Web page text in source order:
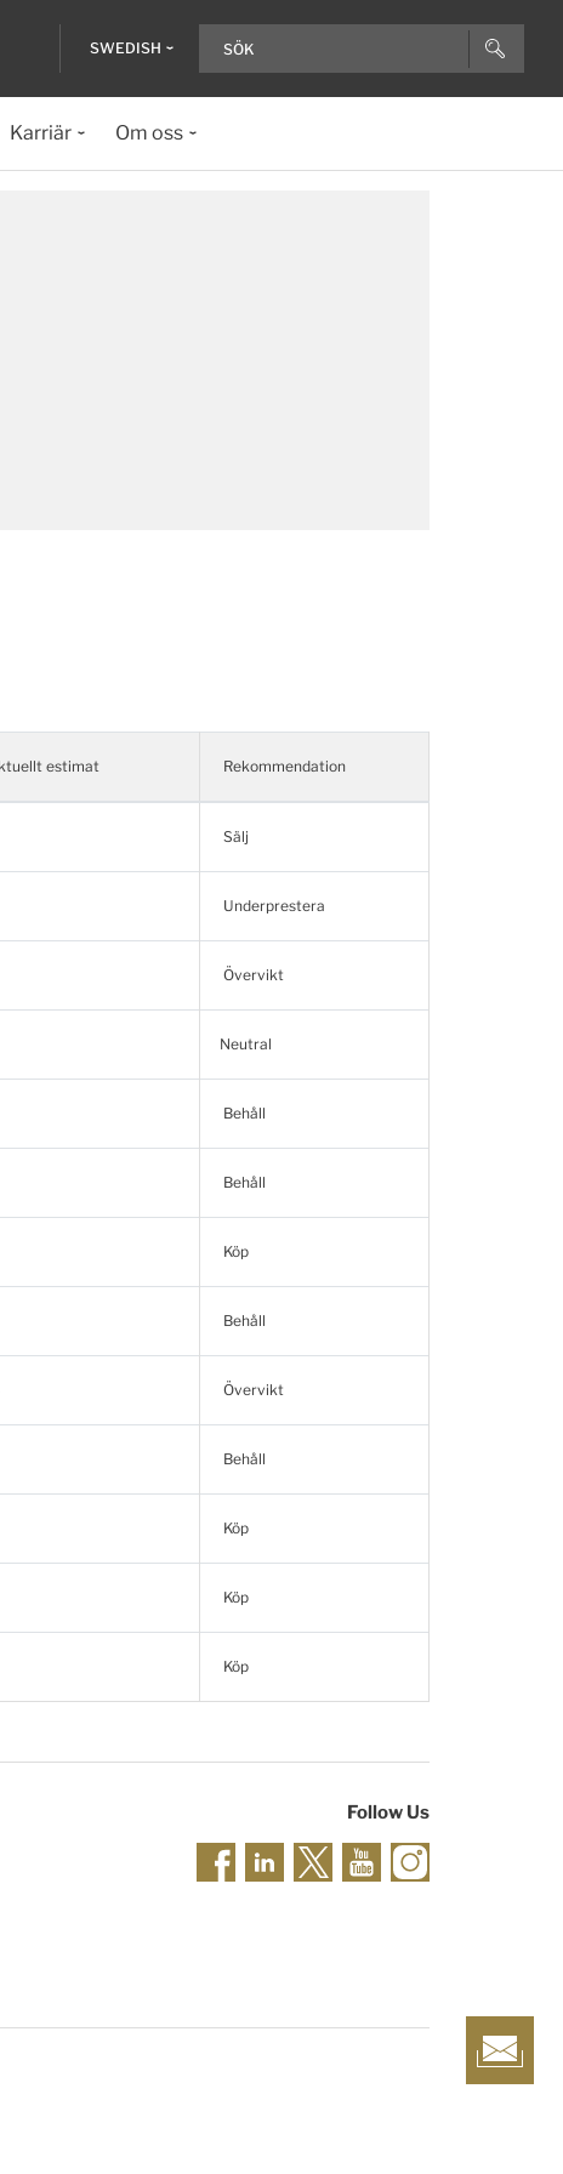
SWEDISH
Karriär Om oss
estimat Rekommendation
Sälj
Underprestera
Övervikt
Neutral
Behåll
Behåll
Köp
Behåll
Övervikt
Behåll
Köp
Köp
Köp
Follow Us